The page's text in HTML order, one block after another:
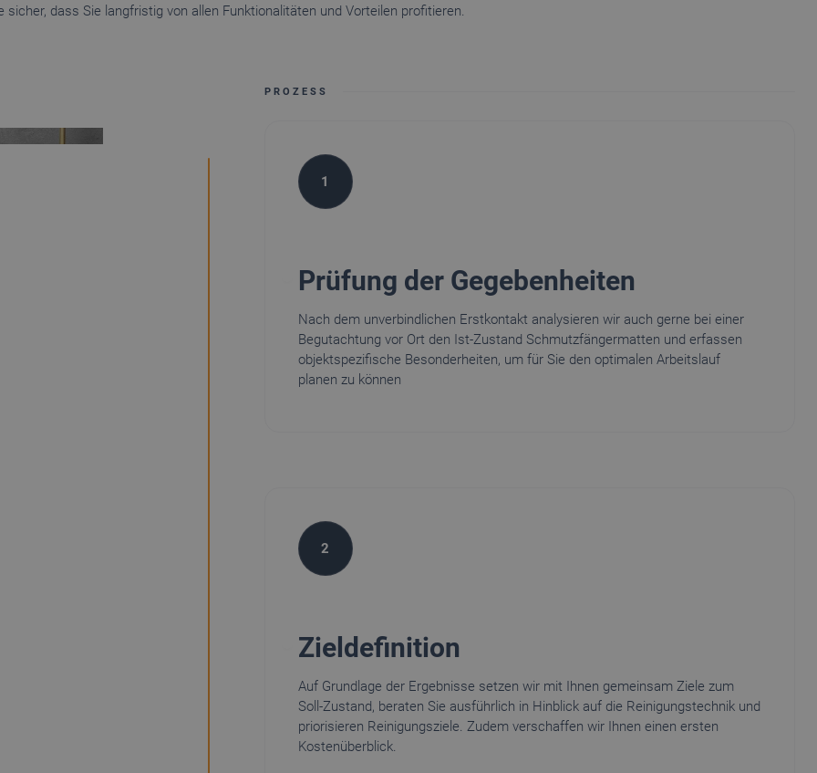
sicher, dass Sie langfristig von allen Funktionalitäten und Vorteilen profitieren.
PROZESS
1
Prüfung der Gegebenheiten
Nach dem unverbindlichen Erstkontakt analysieren wir auch gerne bei einer
Begutachtung vor Ort den Ist-Zustand Schmutzfängermatten und erfassen
objektspezifische Besonderheiten, um für Sie den optimalen Arbeitslauf
planen zu können
2
Zieldefinition
Auf Grundlage der Ergebnisse setzen wir mit Ihnen gemeinsam Ziele zum
Soll-Zustand, beraten Sie ausführlich in Hinblick auf die Reinigungstechnik und
priorisieren Reinigungsziele. Zudem verschaffen wir Ihnen einen ersten
Kostenüberblick.